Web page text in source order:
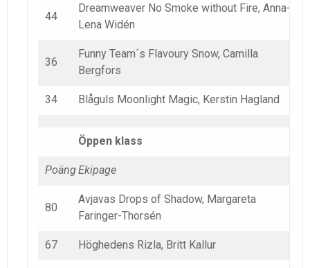
44
Dreamweaver No Smoke without Fire, Anna-
Lena Widén
36
Funny Team´s Flavoury Snow, Camilla
Bergfors
34 Blåguls Moonlight Magic, Kerstin Hagland
Öppen klass
PoängEkipage
80
Avjavas Drops of Shadow, Margareta
Faringer-Thorsén
67 Höghedens Rizla, Britt Kallur